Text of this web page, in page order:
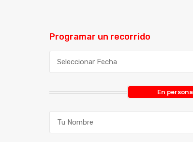
Programar un recorrido
En persona